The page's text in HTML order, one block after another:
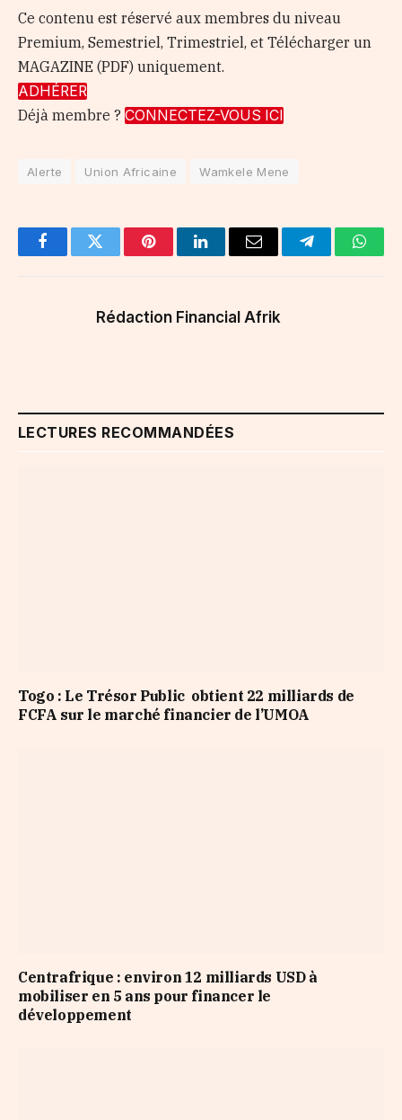
Ce contenu est réservé aux membres du niveau
Premium, Semestriel, Trimestriel, et Télécharger un
MAGAZINE (PDF) uniquement.
ADHÉRER
Déjà membre ? CONNECTEZ-VOUS ICI
Alerte Union Africaine Wamkele Mene
FacebookTwitter PinterestLinkedInEmail Telegram
Rédaction Financial Afrik
LECTURES RECOMMANDÉES
Togo : Le Trésor Public obtient 22 milliards de
FCFA sur le marché financier de l’UMOA
Centrafrique : environ 12 milliards USD à
mobiliser en 5 ans pour financer le
développement